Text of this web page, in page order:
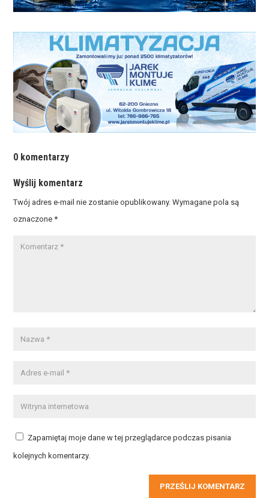
0 komentarzy
Wyślij komentarz
Twój adres e-mail nie zostanie opublikowany. Wymagane pola są
oznaczone*
Zapamiętaj moje dane w tej przeglądarce podczas pisania
kolejnych komentarzy.
PRZEŚLIJ KOMENTARZ